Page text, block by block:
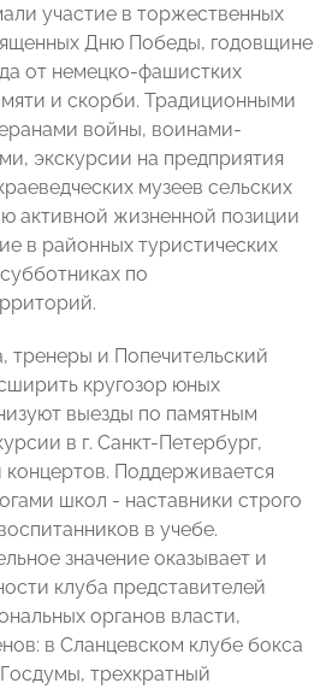
участие в торжественных
Дню Победы, годовщине
от немецко-фашистких
и скорби. Традиционными
войны, воинами-
экскурсии на предприятия
музеев сельских
активной жизненной позиции
в районных туристических
по
тренеры и Попечительский
кругозор юных
выезды по памятным
в г. Санкт-Петербург,
Поддерживается
школ - наставники строго
в учебе.
значение оказывает и
клуба представителей
органов власти,
в Сланцевском клубе бокса
трехкратный